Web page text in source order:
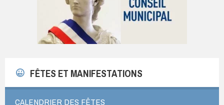
FÊTES ET MANIFESTATIONS
CALENDRIER DES FÊTES